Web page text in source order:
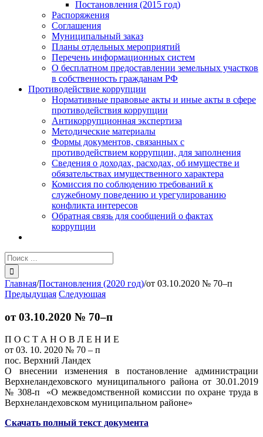
Постановления (2015 год)
Распоряжения
Соглашения
Муниципальный заказ
Планы отдельных мероприятий
Перечень информационных систем
О бесплатном предоставлении земельных участков
в собственность гражданам РФ
Противодействие коррупции
Нормативные правовые акты и иные акты в сфере
противодействия коррупции
Антикоррупционная экспертиза
Методические материалы
Формы документов, связанных с
противодействием коррупции, для заполнения
Сведения о доходах, расходах, об имуществе и
обязательствах имущественного характера
Комиссия по соблюдению требований к
служебному поведению и урегулированию
конфликта интересов
Обратная связь для сообщений о фактах
коррупции
Результат
поиска:
Главная/Постановления (2020 год)/от 03.10.2020 № 70–п
Предыдущая Следующая
от 03.10.2020 № 70–п
П О С Т А Н О В Л Е Н И Е
от 03. 10. 2020 № 70 – п
пос. Верхний Ландех
О внесении изменения в постановление администрации
Верхнеландеховского муниципального района от 30.01.2019
№ 308-п «О межведомственной комиссии по охране труда в
Верхнеландеховском муниципальном районе»
Скачать полный текст документа